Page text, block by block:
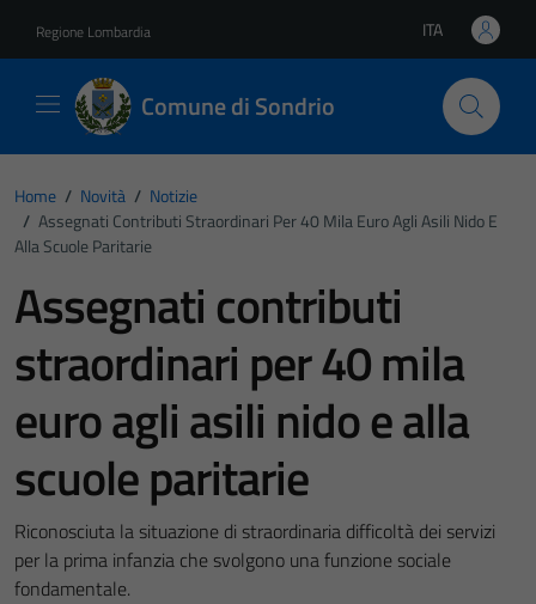
Regione Lombardia Lingua attiva:
ITA
Comune di Sondrio
Home / Novità / Notizie
/ Assegnati Contributi Straordinari Per 40 Mila Euro Agli Asili Nido E
Alla Scuole Paritarie
Assegnati contributi
straordinari per 40 mila
euro agli asili nido e alla
scuole paritarie
Riconosciuta la situazione di straordinaria difficoltà dei servizi
per la prima infanzia che svolgono una funzione sociale
fondamentale.